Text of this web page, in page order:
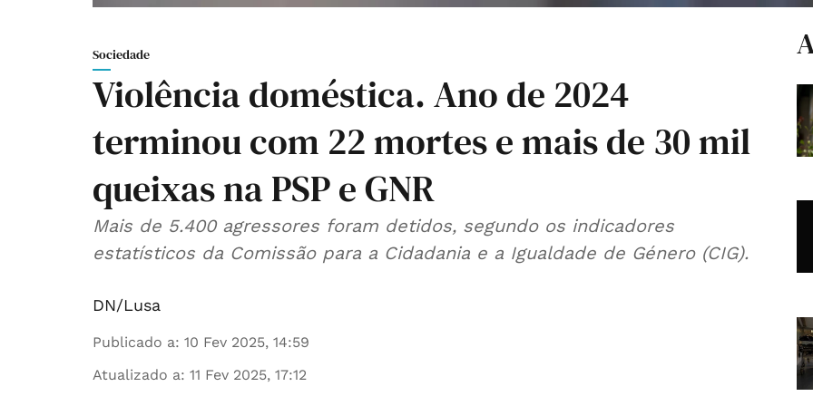
Sociedade
Violência doméstica. Ano de 2024
terminou com 22 mortes e mais de 30 mil
queixas na PSP e GNR
Mais de 5.400 agressores foram detidos, segundo os indicadores
estatísticos da Comissão para a Cidadania e a Igualdade de Género (CIG).
DN/Lusa
Publicado a: 10 Fev 2025, 14:59
Atualizado a: 11 Fev 2025, 17:12